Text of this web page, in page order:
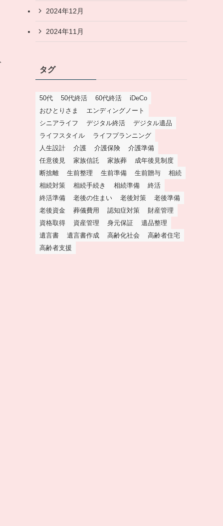
2024年12月
2024年11月
タグ
50代 50代終活 60代終活
iDeCo
おひとりさま
エンディングノート
シニアライフ
デジタル終活
デジタル遺品
ライフスタイル
ライフプランニング
人生設計
介護 介護保険
介護準備
任意後見
家族信託 家族葬
成年後見制度
断捨離
生前整理 生前準備 生前贈与
相続
相続対策
相続手続き 相続準備
終活
終活準備
老後の住まい 老後対策
老後準備
老後資金
葬儀費用 認知症対策
財産管理
資格取得
資産管理 身元保証
遺品整理
遺言書
遺言書作成 高齢化社会
高齢者住宅
高齢者支援